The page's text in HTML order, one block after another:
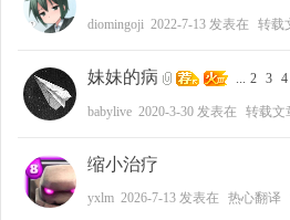
diomingoji 2022-7-13 发表在 转载
妹妹的病 ... 2 3 4
babylive 2020-3-30 发表在 转载文
缩小治疗
yxlm 2026-7-13 发表在 热心翻译